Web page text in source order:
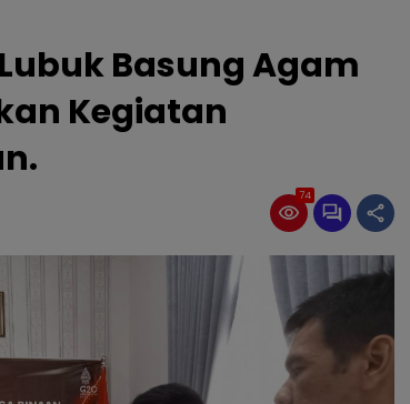
Basung Agam
Kegiatan
74